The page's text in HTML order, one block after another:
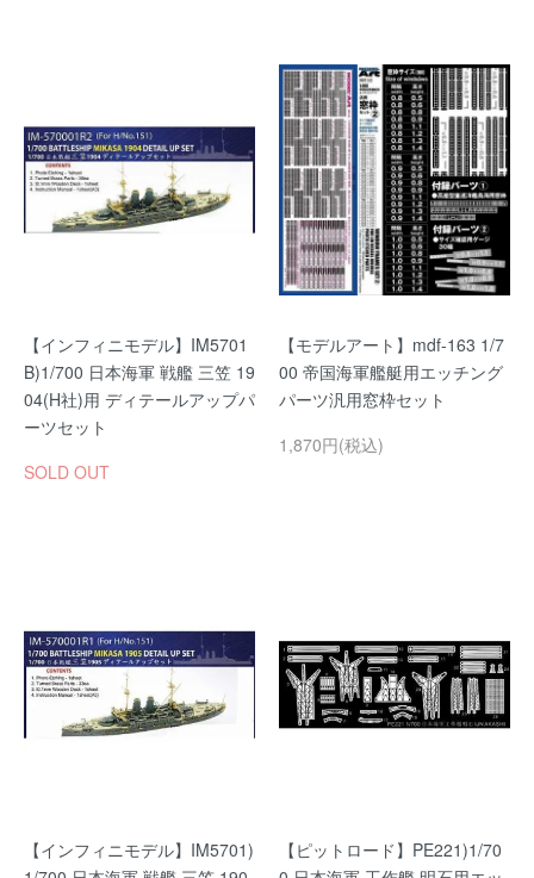
【インフィニモデル】IM5701
B)1/700 日本海軍 戦艦 三笠 19
04(H社)用 ディテールアップパ
ーツセット
SOLD OUT
【モデルアート】mdf-163 1/7
00 帝国海軍艦艇用エッチング
パーツ汎用窓枠セット
1,870円(税込)
【インフィニモデル】IM5701)
【ピットロード】PE221)1/70